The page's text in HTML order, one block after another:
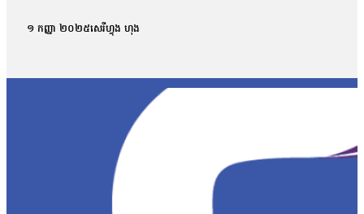
ពេល នៅក្នុងគ្រុបតេឡេក្រាម ដែលបានបែកធ្លាយ។ តាមរយៈលិខិតចុះថ្
បង្ហោះព័ត៌មានដែលនិយាយថា ការបែកធ្លាយនូវវិញ្ញាសាគណិតវិទ្យា គឺជ
ក្របណ្ដាញសង្គមទាំងអស់ដើម្បីអាចប្រមូលភ័ស្តុតាងបានគ្រប់ជ្រុងជ្រ
វិញ្ញាសាដែលបានចេញប្រឡងពិតមែន ក៏ប៉ុន្តែគ្មានការបញ្ជាក់ណាមួយថ
ឃើញថា មានវិញ្ញាសាមួយចំនួនដែលបង្ហោះនៅលើបណ្ដាញសង្គមនោះគឺ
មកដល់ពេលនេះយើងនឹងព្យាយាមស្រាវជ្រាវបន្ថែមទៀត។ យើងក៏រង់
បែកធ្លាយវិញ្ញាសាប្រឡងនេះ មានលទ្ធភាពអាចកើតឡើងបានក្
កាលដែលអាចមានការបែកធ្លាយ យើងអាចគិតថា ក្នុងដំណាក់កាលនៃ
១ កញ្ញា ២០២៥សេរីហ្វុង ហុង